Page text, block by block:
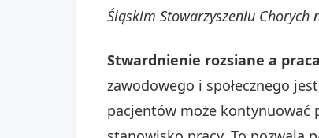
Śląskim Stowarzyszeniu Chorych
Stwardnienie rozsiane a praca
zawodowego i społecznego
pacjentów może kontynuować